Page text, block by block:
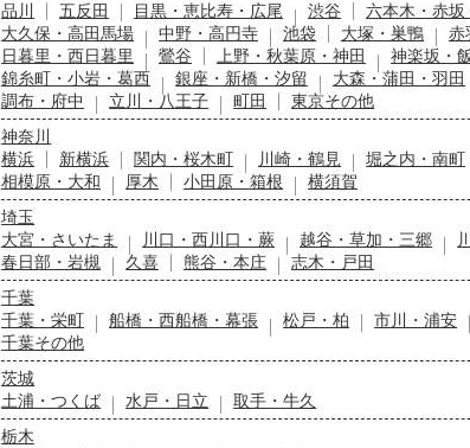
品川
五反田 目黒・恵比寿・広尾 渋谷 六本木・赤坂
大久保・高田馬場
中野・高円寺 池袋 大塚・巣鴨
赤
日暮里・西日暮里
鶯谷 上野・秋葉原・神田 神楽坂・
錦糸町・小岩・葛西
銀座・新橋・汐留 大森・蒲田・羽田
調布・府中
立川・八王子 町田
東京その他
神奈川
横浜
新横浜 関内・桜木町 川崎・鶴見 堀之内・南町
相模原・大和
厚木 小田原・箱根
横須賀
埼玉
大宮・さいたま
川口・西川口・蕨 越谷・草加・三郷
春日部・岩槻
久喜 熊谷・本庄
志木・戸田
千葉
千葉・栄町
船橋・西船橋・幕張 松戸・柏 市川・浦安
千葉その他
茨城
土浦・つくば
水戸・日立
取手・牛久
栃木